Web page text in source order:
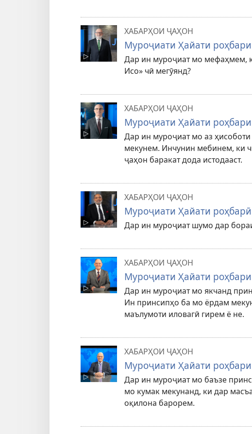
ХАБАРҲОИ ҶАҲОН
Муроҷиати Ҳайати
Дар ин муроҷиат мо мефаҳмем,
Исо» чӣ мегӯянд?
ХАБАРҲОИ ҶАҲОН
Муроҷиати Ҳайати
Дар ин муроҷиат мо аз
мекунем. Инчунин мебинем, ки
ҷаҳон баракат дода истодааст.
ХАБАРҲОИ ҶАҲОН
Муроҷиати Ҳайати
Дар ин муроҷиат шумо дар
ХАБАРҲОИ ҶАҲОН
Муроҷиати Ҳайати
Дар ин муроҷиат мо якчанд
Ин принсипҳо ба мо ёрдам
маълумоти иловагӣ гирем ё не.
ХАБАРҲОИ ҶАҲОН
Муроҷиати Ҳайати
Дар ин муроҷиат мо баъзе
мо кумак мекунанд, ки дар
оқилона барорем.